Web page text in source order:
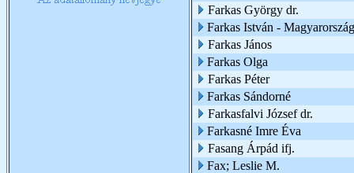
Farkas György dr.
Farkas István - Magyarország
Farkas János
Farkas Olga
Farkas Péter
Farkas Sándorné
Farkasfalvi József dr.
Farkasné Imre Éva
Fasang Árpád ifj.
Fax; Leslie M.